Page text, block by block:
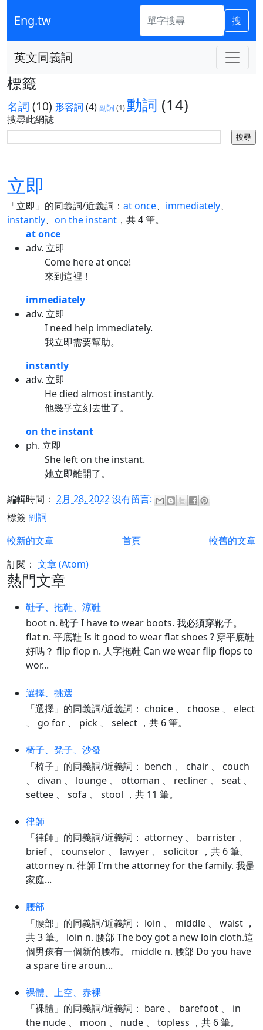
Eng.tw 搜
英文同義詞
標籤
名詞 (10) 形容詞 (4) 副詞 (1) 動詞 (14)
搜尋此網誌
立即
「立即」的同義詞/近義詞： at once、 immediately、
instantly、 on the instant ，共 4 筆。
at once
adv. 立即
Come here at once!
來到這裡！
immediately
adv. 立即
I need help immediately.
我立即需要幫助。
instantly
adv. 立即
He died almost instantly.
他幾乎立刻去世了。
on the instant
ph. 立即
She left on the instant.
她立即離開了。
編輯時間： 2月 28, 2022沒有留言:
標簽 副詞
較新的文章
較舊的文章
首頁
訂閱： 文章 (Atom)
熱門文章
鞋子、拖鞋、涼鞋
boot n. 靴子 I have to wear boots. 我必須穿靴子。
flat n. 平底鞋 Is it good to wear flat shoes ? 穿平底鞋
好嗎？ flip flop n. 人字拖鞋 Can we wear flip flops to
wor...
選擇、挑選
「選擇」的同義詞/近義詞： choice 、 choose 、 elect
、 go for 、 pick 、 select ，共 6 筆。
椅子、凳子、沙發
「椅子」的同義詞/近義詞： bench 、 chair 、 couch
、 divan 、 lounge 、 ottoman 、 recliner 、 seat 、
settee 、 sofa 、 stool ，共 11 筆。
律師
「律師」的同義詞/近義詞： attorney 、 barrister 、
brief 、 counselor 、 lawyer 、 solicitor ，共 6 筆。
attorney n. 律師 I'm the attorney for the family. 我是
家庭...
腰部
「腰部」的同義詞/近義詞： loin 、 middle 、 waist ，
共 3 筆。 loin n. 腰部 The boy got a new loin cloth.這
個男孩有一個新的腰布。 middle n. 腰部 Do you have
a spare tire aroun...
裸體、上空、赤裸
「裸體」的同義詞/近義詞： bare 、 barefoot 、 in
the nude 、 moon 、 nude 、 topless ，共 6 筆。